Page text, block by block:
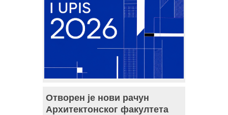
Отворен је нови рачун
Архитектонског факултета